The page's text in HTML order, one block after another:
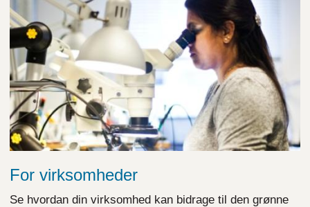
For virksomheder
Se hvordan din virksomhed kan bidrage til den grønne